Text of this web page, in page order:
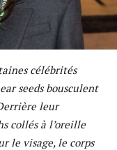
célébrités
seeds bousculent
leur
collés à l’oreille
le visage, le corps